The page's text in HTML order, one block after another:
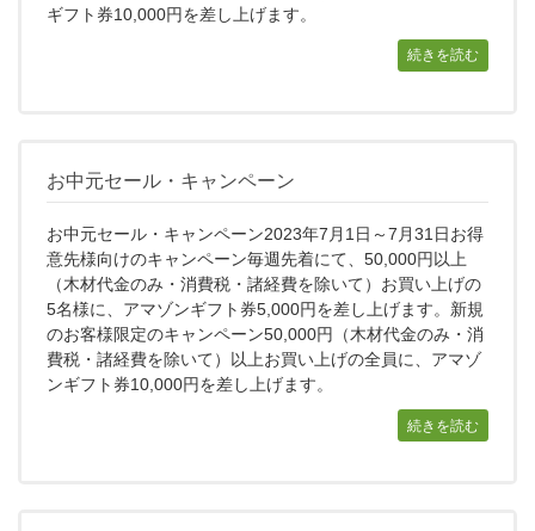
ギフト券10,000円を差し上げます。
続きを読む
お中元セール・キャンペーン
お中元セール・キャンペーン2023年7月1日～7月31日お得
意先様向けのキャンペーン毎週先着にて、50,000円以上
（木材代金のみ・消費税・諸経費を除いて）お買い上げの
5名様に、アマゾンギフト券5,000円を差し上げます。新規
のお客様限定のキャンペーン50,000円（木材代金のみ・消
費税・諸経費を除いて）以上お買い上げの全員に、アマゾ
ンギフト券10,000円を差し上げます。
続きを読む